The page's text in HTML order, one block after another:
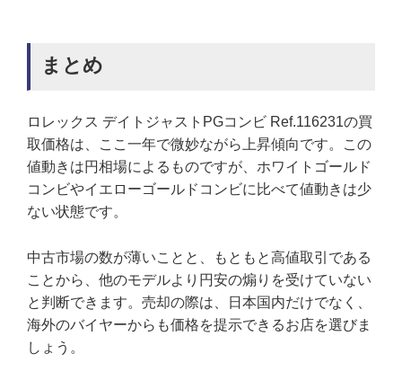
まとめ
ロレックス デイトジャストPGコンビ Ref.116231の買
取価格は、ここ一年で微妙ながら上昇傾向です。この
値動きは円相場によるものですが、ホワイトゴールド
コンビやイエローゴールドコンビに比べて値動きは少
ない状態です。
中古市場の数が薄いことと、もともと高値取引である
ことから、他のモデルより円安の煽りを受けていない
と判断できます。売却の際は、日本国内だけでなく、
海外のバイヤーからも価格を提示できるお店を選びま
しょう。